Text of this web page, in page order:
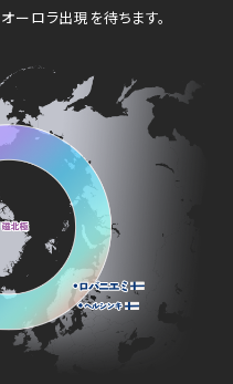
ロラ出現を待ちます。